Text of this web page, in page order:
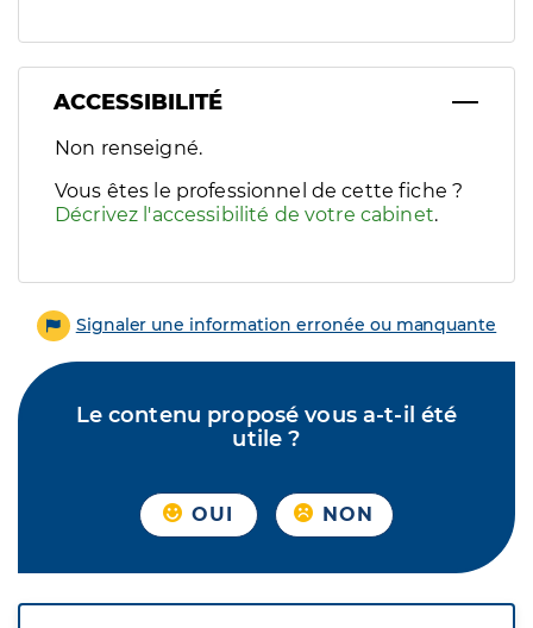
ACCESSIBILITÉ
Filtres
Sélectionnez un ou plusieurs handicaps/besoins
Non renseigné.
Vous êtes le professionnel de cette fiche ?
Décrivez l'accessibilité de votre cabinet.
Signaler une information erronée ou manquante
Le contenu proposé vous a-t-il été
utile ?
OUI NON